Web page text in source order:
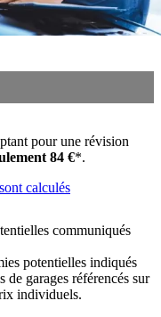
pour une révision
84 €*.
calculés
communiqués
potentielles indiqués
de garages référencés sur
individuels.